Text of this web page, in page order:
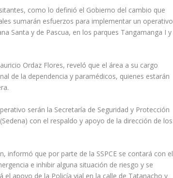
como lo definió el Gobierno del cambio que
sumarán esfuerzos para implementar un operativo
Santa y de Pascua, en los parques Tangamanga I y
Ordaz Flores, reveló que el área a su cargo
de la dependencia y paramédicos, quienes estarán
serán la Secretaría de Seguridad y Protección
con el respaldo y apoyo de la dirección de los
informó que por parte de la SSPCE se contará con el
e inhibir alguna situación de riesgo y se
apoyo de la Policía vial en la calle de Tatanacho y